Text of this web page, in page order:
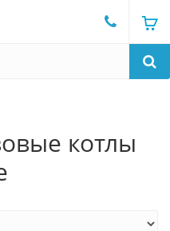
котлы